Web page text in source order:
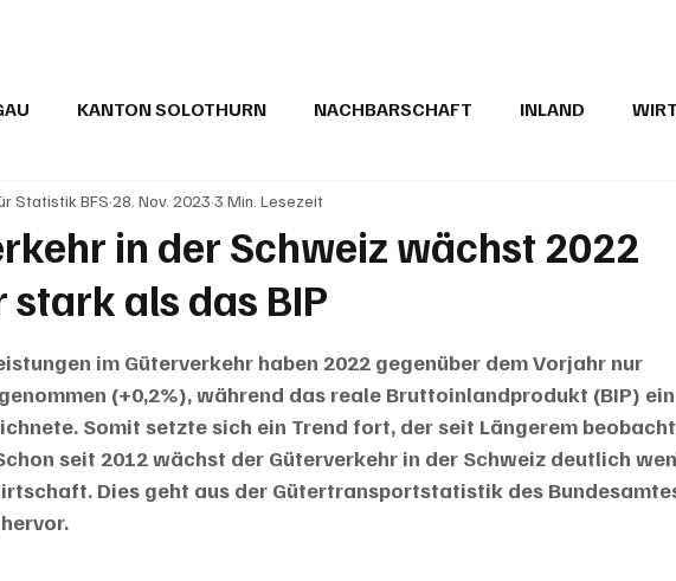
KANTON SOLOTHURN NACHBARSCHAFT INLAND
LESERBRIEFE
in der Schweiz wächst 2022
als das BIP
Statistik BFS 28. Nov. 2023 3 Min. Lesezeit
Sternen bewertet.
im Güterverkehr haben 2022 gegenüber dem Vorjahr nur
(+0,2%), während das reale Bruttoinlandprodukt (BIP)
Somit setzte sich ein Trend fort, der seit Längerem
seit 2012 wächst der Güterverkehr in der Schweiz deutlich
Dies geht aus der Gütertransportstatistik des